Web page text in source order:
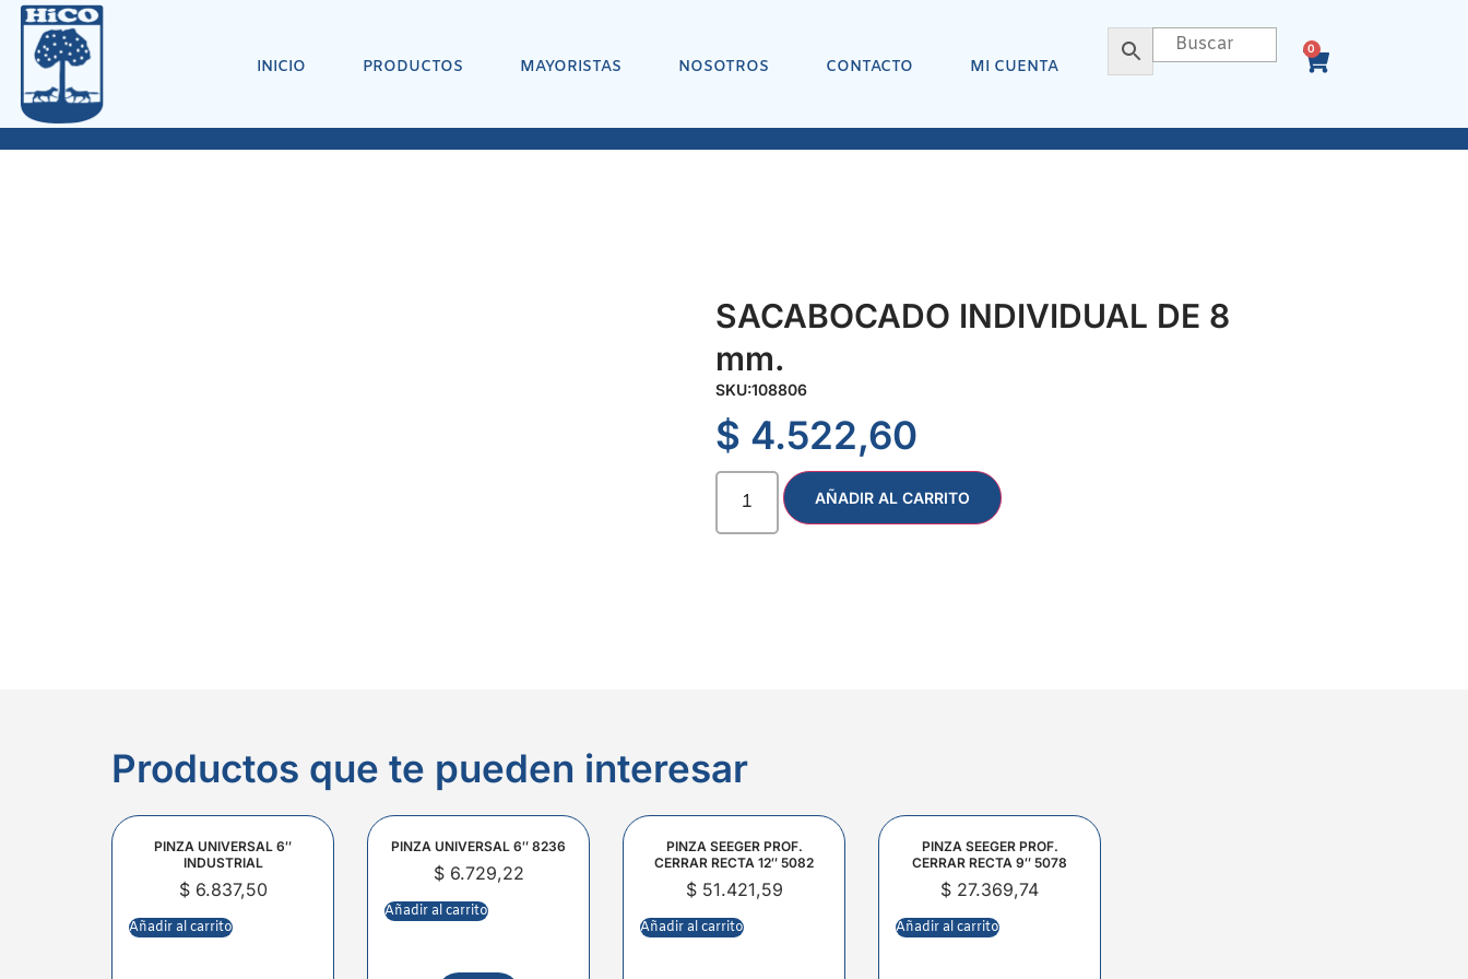
INICIO PRODUCTOS MAYORISTAS NOSOTROS CONTACTO MI CUENTA
0
SACABOCADO INDIVIDUAL DE 8
mm.
SKU:108806
$ 4.522,60
AÑADIR AL CARRITO
Productos que te pueden interesar
PINZA UNIVERSAL 6″
INDUSTRIAL
$6.837,50
Añadir al carrito
PINZA UNIVERSAL 6″ 8236
$6.729,22
Añadir al carrito
PINZA SEEGER PROF.
CERRAR RECTA 12″ 5082
$51.421,59
Añadir al carrito
PINZA SEEGER PROF.
CERRAR RECTA 9″ 5078
$ 27.369,74
Añadir al carrito